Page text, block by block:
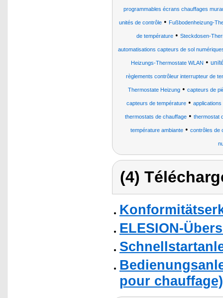
programmables écrans chauffages
unités de contrôle • Fußbodenheizung-
de température• Steckdosen-
automatisations capteurs de sol
Heizungs-Thermostate WLAN •
règlements contrôleur interrupteur de
Thermostate Heizung• capteurs de
capteurs de température•
thermostats de chauffage• thermostat
température ambiante• contrôles de
(4)
ELESION-
pour chauffage)